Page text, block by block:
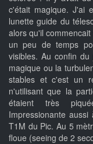
c'était magique. J'ai
lunette guide du
alors qu'il
un peu de temps
visibles. Au confin
magique ou la
stables et c'est un
n'utilisant que la
étaient très
Impressionante
T1M du Pic. Au 5
floue (seeing de 2